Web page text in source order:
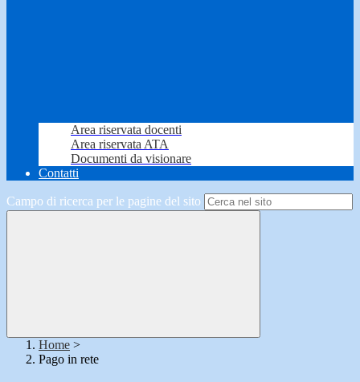
Area riservata docenti
Area riservata ATA
Documenti da visionare
Contatti
Campo di ricerca per le pagine del sito
Home >
Pago in rete